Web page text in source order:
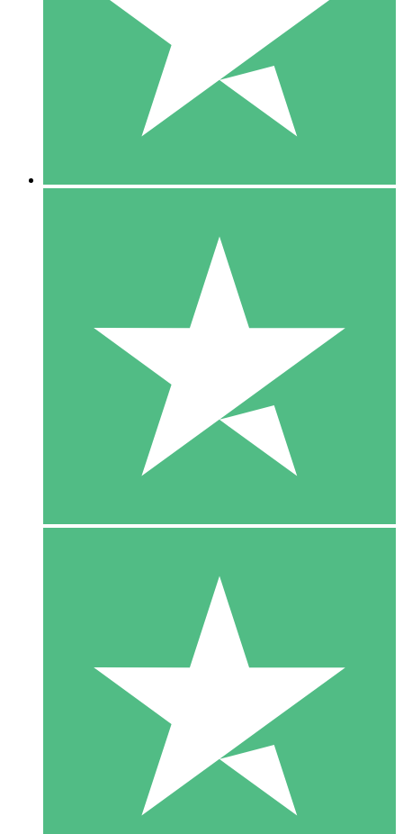
1 Téléchargement
10 00
10 Téléchargements
20 00